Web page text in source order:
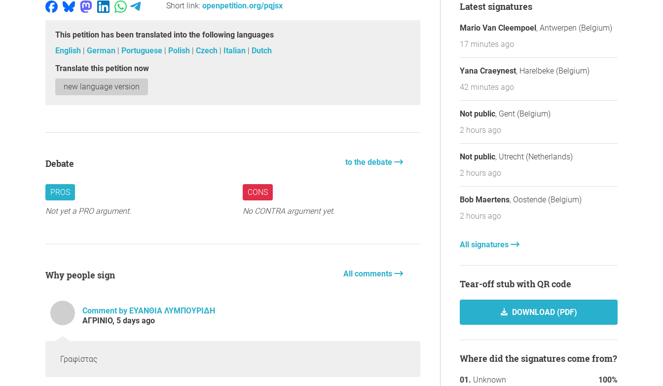
Short link: openpetition.org/pqjsx
This petition has been translated into the following languages
English
German Portuguese Polish Czech Italian
Dutch
Translate this petition now
new language version
Debate to the debate
PROS
Not yet a PRO argument.
CONS
No CONTRA argument yet.
Why people sign All comments
Comment by ΕΥΑΝΘΙΑ ΛΥΜΠΟΥΡΙΔΗ
ΑΓΡΙΝΙΟ, 5 days ago
Γραφίστας
Latest signatures
Mario Van Cleempoel , Antwerpen (Belgium)
17 minutes ago
Yana Craeynest, Harelbeke (Belgium)
42 minutes ago
Not public, Gent (Belgium)
2 hours ago
Not public, Utrecht (Netherlands)
2 hours ago
Bob Maertens, Oostende (Belgium)
2 hours ago
All signatures
Tear-off stub with QR code
DOWNLOAD (PDF)
Where did the signatures come from?
Unknown 100%